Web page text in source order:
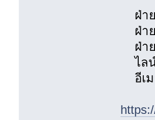
ฝ่าย
ฝ่าย
ฝ่าย
ไลน์
อีเม